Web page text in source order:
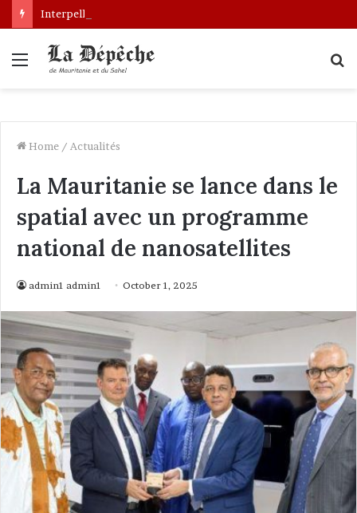
Menu
Home / Actualités
La Mauritanie se lance dans le
spatial avec un programme
national de nanosatellites
admin1 admin1 October 1, 2025